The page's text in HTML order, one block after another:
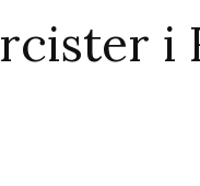
i